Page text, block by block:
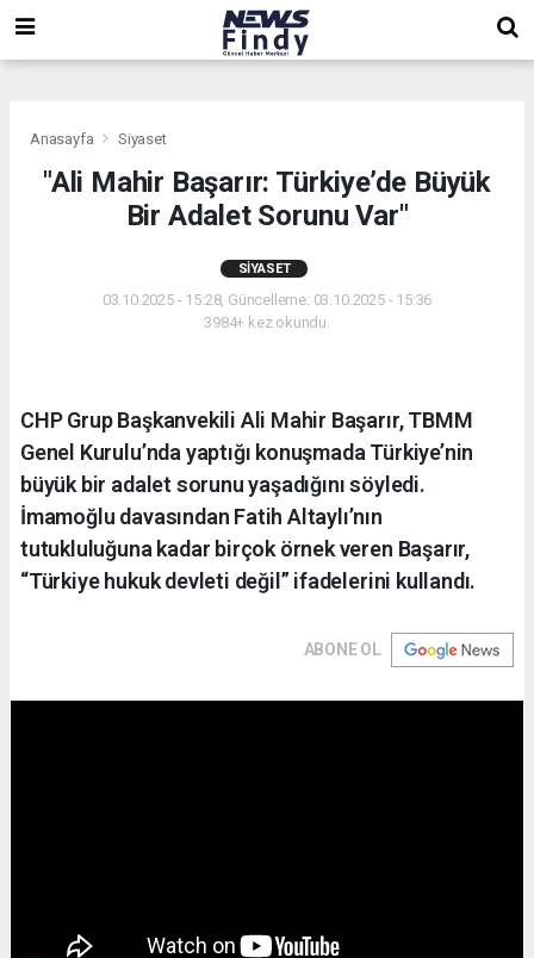
Anasayfa Siyaset
"Ali Mahir Başarır: Türkiye’de Büyük
Bir Adalet Sorunu Var"
SIYASET
03.10.2025 - 15:28, Güncelleme: 03.10.2025 - 15:36
3984+ kez okundu.
CHP Grup Başkanvekili Ali Mahir Başarır, TBMM
Genel Kurulu’nda yaptığı konuşmada Türkiye’nin
büyük bir adalet sorunu yaşadığını söyledi.
İmamoğlu davasından Fatih Altaylı’nın
tutukluluğuna kadar birçok örnek veren Başarır,
“Türkiye hukuk devleti değil” ifadelerini kullandı.
ABONE OL